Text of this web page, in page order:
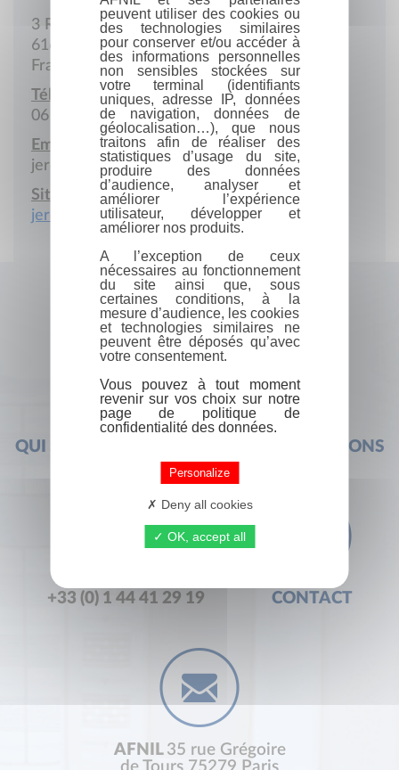
3 Rue de l'Ancienne Eglise
61600 La Ferté-Macé
France
Téléphone portable :
06 16 29 56 72
Email :
jerome@jerome-morel.fr
Site Internet :
jerome-morel.fr
QUI SOMMES-NOUS ? FOIRE AUX QUESTIONS
+33 (0) 1 44 41 29 19 CONTACT
AFNIL 35 rue Grégoire
peuvent utiliser des cookies ou
des technologies similaires
pour conserver et/ou accéder à
des informations personnelles
non sensibles stockées sur
votre terminal (identifiants
uniques, adresse IP, données
de navigation, données de
géolocalisation…), que nous
traitons afin de réaliser des
statistiques d’usage du site,
produire des données
d’audience, analyser et
améliorer l’expérience
utilisateur, développer et
améliorer nos produits.
A l’exception de ceux
nécessaires au fonctionnement
du site ainsi que, sous
certaines conditions, à la
mesure d’audience, les cookies
et technologies similaires ne
peuvent être déposés qu’avec
votre consentement.
Vous pouvez à tout moment
revenir sur vos choix sur notre
page de politique de
confidentialité des données.
Personalize
Deny all cookies
OK, accept all